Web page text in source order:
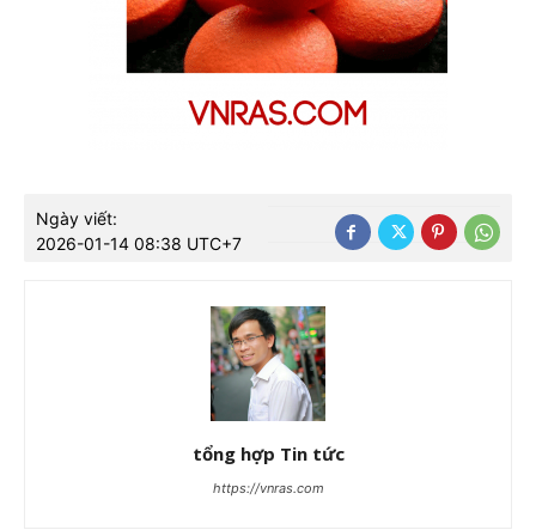
Ngày viết:
2026-01-14 08:38 UTC+7
tổng hợp Tin tức
https://vnras.com